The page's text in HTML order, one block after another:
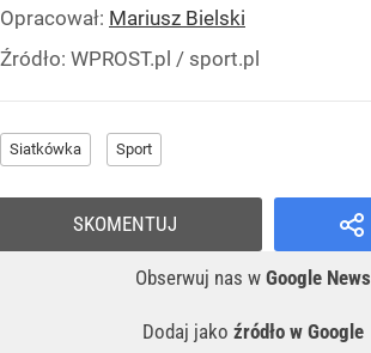
Opracował: Mariusz Bielski
Źródło: WPROST.pl / sport.pl
Siatkówka Sport
Obserwuj nas w Google News
Dodaj jako źródło w Google
SKOMENTUJ